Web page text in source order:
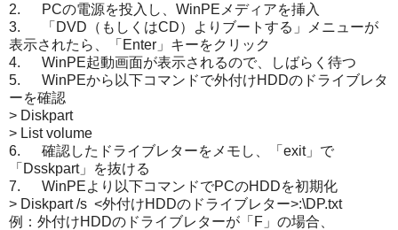
2. PCの電源を投入し、WinPEメディアを挿入
3. 「DVD（もしくはCD）よりブートする」メニューが
表示されたら、「Enter」キーをクリック
4. WinPE起動画面が表示されるので、しばらく待つ
5. WinPEから以下コマンドで外付けHDDのドライブレタ
ーを確認
> Diskpart
> List volume
6. 確認したドライブレターをメモし、「exit」で
「Dsskpart」を抜ける
7. WinPEより以下コマンドでPCのHDDを初期化
> Diskpart /s <外付けHDDのドライブレター>:\DP.txt
例：外付けHDDのドライブレターが「F」の場合、